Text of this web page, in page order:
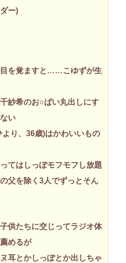
ー)
を覚ますと……こゆずが生
紗希のお○ぱい丸出しにす
い
り、36歳)はかわいいもの
てはしっぽモフモフし放題
父を除く3人でずっとそん
供たちに交じってラジオ体
めるが
耳とかしっぽとか出しちゃ